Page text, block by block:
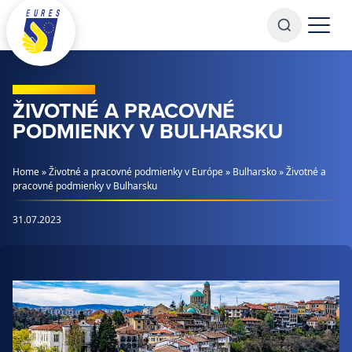
Prejsť na obsah
ŽIVOTNÉ A PRACOVNÉ
PODMIENKY V BULHARSKU
Home»Životné a pracovné podmienky v Európe» Bulharsko»Životné a
pracovné podmienky v Bulharsku
31.07.2023